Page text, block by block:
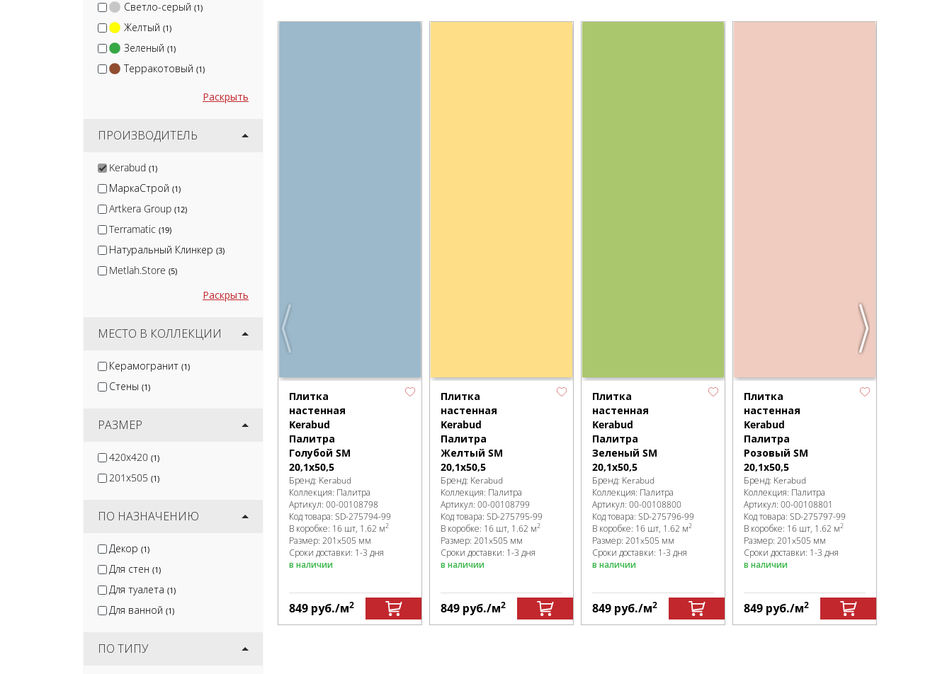
Светло-серый (1)
Желтый (1)
Зеленый (1)
Терракотовый (1)
Раскрыть
ПРОИЗВОДИТЕЛЬ
Kerabud (1)
МаркаСтрой (1)
Artkera Group (12)
Terramatic (19)
Натуральный Клинкер (3)
Metlah.Store (5)
Cersanit (153)
Global Tile
Gracia Ceramica
Раскрыть
МЕСТО В КОЛЛЕКЦИИ
Керамогранит (1)
Стены (1)
РАЗМЕР
420x420 (1)
201x505 (1)
ПО НАЗНАЧЕНИЮ
Декор (1)
Для стен (1)
Для туалета (1)
Для ванной (1)
ПО ТИПУ
Плитка
настенная
Kerabud
Палитра
Голубой SM
20,1x50,5
Бренд: Kerabud
Коллекция: Палитра
Артикул: 00-00108798
Код товара: SD-275794-99
В коробке: 16 шт, 1.62 м2
Размер: 201x505 мм
Сроки доставки: 1-3 дня
в наличии
849 руб./м2
Плитка
настенная
Kerabud
Палитра
Желтый SM
20,1x50,5
Бренд: Kerabud
Коллекция: Палитра
Артикул: 00-00108799
Код товара: SD-275795-99
В коробке: 16 шт, 1.62 м2
Размер: 201x505 мм
Сроки доставки: 1-3 дня
в наличии
849 руб./м2
Плитка
настенная
Kerabud
Палитра
Зеленый SM
20,1x50,5
Бренд: Kerabud
Коллекция: Палитра
Артикул: 00-00108800
Код товара: SD-275796-99
В коробке: 16 шт, 1.62 м2
Размер: 201x505 мм
Сроки доставки: 1-3 дня
в наличии
849 руб./м2
Плитка
настенная
Kerabud
Палитра
Розовый SM
20,1x50,5
Бренд: Kerabud
Коллекция: Палитра
Артикул: 00-00108801
Код товара: SD-275797-99
В коробке: 16 шт, 1.62 м2
Размер: 201x505 мм
Сроки доставки: 1-3 дня
в наличии
849 руб./м2